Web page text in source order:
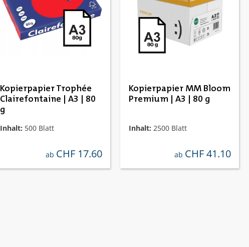
Kopierpapier Trophée
Clairefontaine | A3 | 80
g
Inhalt: 500 Blatt
regulärer preis:
ab CHF 17.60
Kopierpapier MM Bloom
Premium | A3 | 80 g
Inhalt: 2500 Blatt
regulärer preis:
ab CHF 41.10